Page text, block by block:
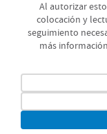
POLÍTICA DE
ÚNETE AL EQUIPO
Al autorizar
colocación y
seguimiento
más